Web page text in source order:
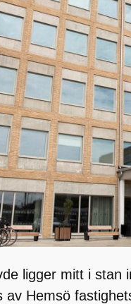
ligger mitt i stan
av Hemsö